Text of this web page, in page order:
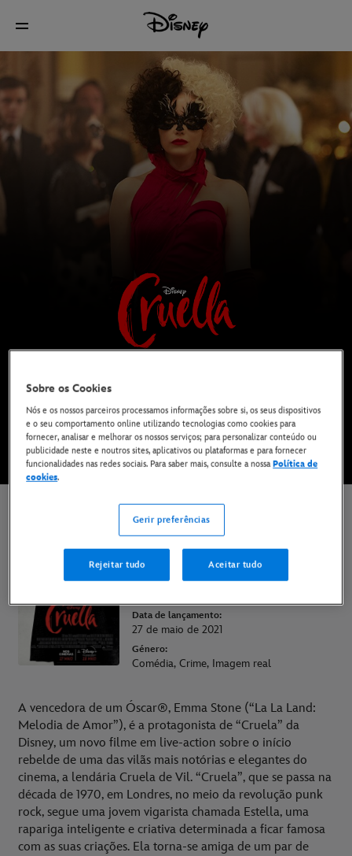
VÊ NO DISNEY+
* Aplicam-se termos e condições | Planos a partir de apenas 6,99 € por mês
Cruela
Classificação:
M/12
Duração:
Data de lançamento:
27 de maio de 2021
Género:
Comédia, Crime, Imagem real
A vencedora de um Óscar®, Emma Stone (“La La Land:
Melodia de Amor”), é a protagonista de “Cruela” da
Disney, um novo filme em live-action sobre o início
rebelde de uma das vilãs mais notórias e elegantes do
cinema, a lendária Cruela de Vil. “Cruela”, que se passa na
década de 1970, em Londres, no meio da revolução punk
rock, segue uma jovem vigarista chamada Estella, uma
rapariga inteligente e criativa determinada a ficar famosa
com as suas criações. Ela torna-se amiga de um par de
Sobre os Cookies
Nós e os nossos parceiros processamos informações sobre si, os seus dispositivos
e o seu comportamento online utilizando tecnologias como cookies para
fornecer, analisar e melhorar os nossos serviços; para personalizar conteúdo ou
publicidade neste e noutros sites, aplicativos ou plataformas e para fornecer
funcionalidades nas redes sociais. Para saber mais, consulte a nossaPolítica de
cookies.
Gerir preferências
Rejeitar tudo Aceitar tudo